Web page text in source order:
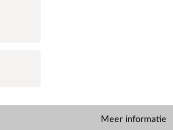
Meer informatie